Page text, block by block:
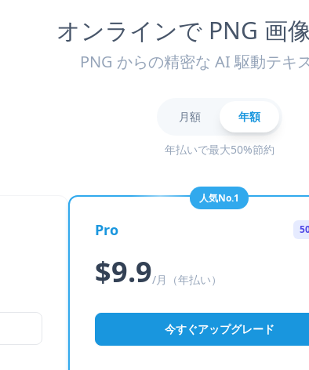
オンラインで PNG 画
PNG からの精密な AI 駆動テキ
月額 年額
年払いで最大50%節約
人気No.1
Pro
$9.9/月（年払い）
今すぐアップグレード